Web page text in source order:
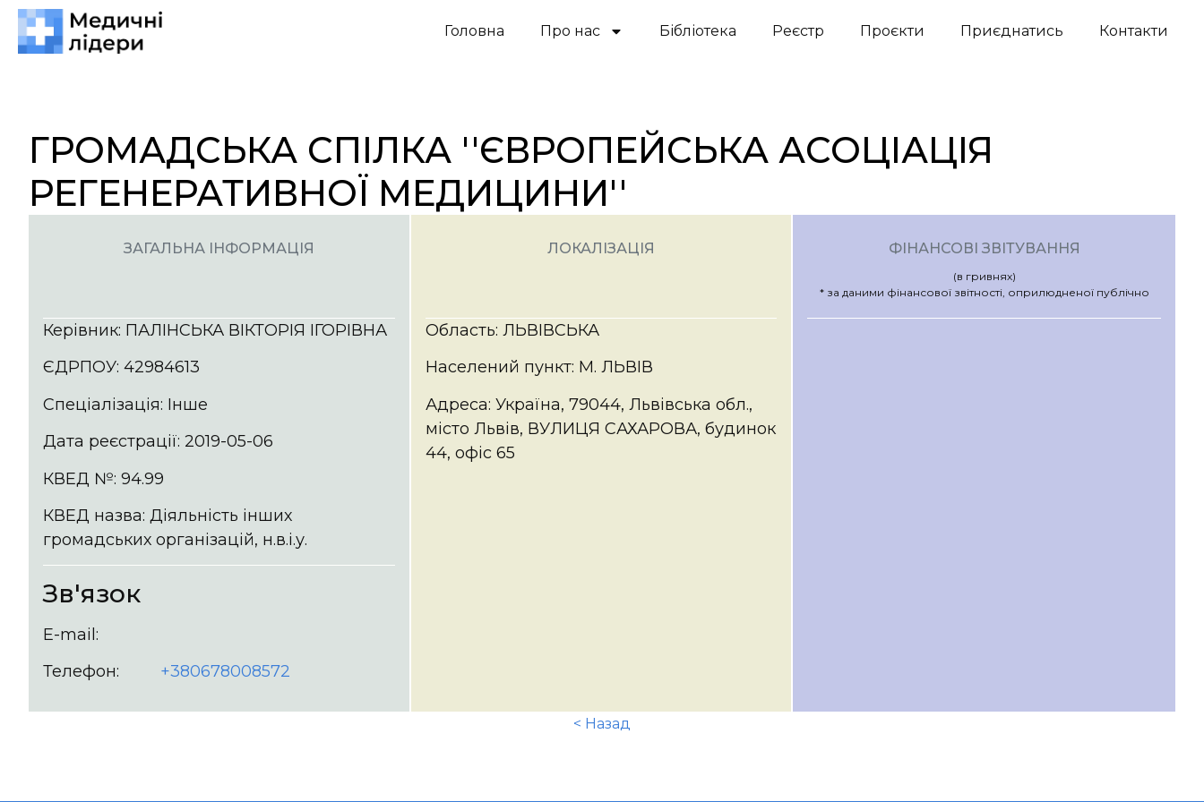
Головна Про нас Бібліотека Реєстр Проєкти Приєднатись Контакти
ГРОМАДСЬКА СПІЛКА ''ЄВРОПЕЙСЬКА АСОЦІАЦІЯ
РЕГЕНЕРАТИВНОЇ МЕДИЦИНИ''
ЗАГАЛЬНА ІНФОРМАЦІЯ
Керівник: ПАЛІНСЬКА ВІКТОРІЯ ІГОРІВНА
ЄДРПОУ: 42984613
Спеціалізація: Інше
Дата реєстрації: 2019-05-06
КВЕД №: 94.99
КВЕД назва: Діяльність інших
громадських організацій, н.в.і.у.
Зв'язок
E-mail:
Телефон:
+380678008572
ЛОКАЛІЗАЦІЯ
Область: ЛЬВІВСЬКА
Населений пункт: М. ЛЬВІВ
Адреса: Україна, 79044, Львівська обл.,
місто Львів, ВУЛИЦЯ САХАРОВА, будинок
44, офіс 65
ФІНАНСОВІ ЗВІТУВАННЯ
(в гривнях)
* за даними фінансової звітності, оприлюдненої публічно
< Назад